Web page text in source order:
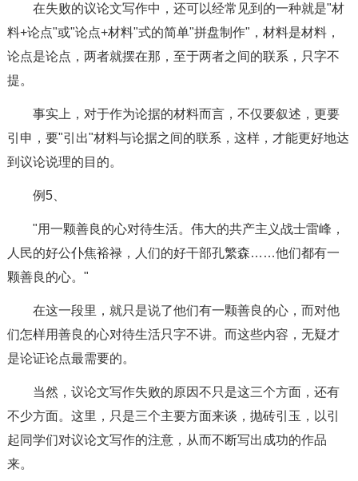
在失败的议论文写作中，还可以经常见到的一种就是"材
料+论点"或"论点+材料"式的简单"拼盘制作"，材料是材料，
论点是论点，两者就摆在那，至于两者之间的联系，只字不
提。
事实上，对于作为论据的材料而言，不仅要叙述，更要
引申，要"引出"材料与论据之间的联系，这样，才能更好地达
到议论说理的目的。
例5、
"用一颗善良的心对待生活。伟大的共产主义战士雷峰，
人民的好公仆焦裕禄，人们的好干部孔繁森……他们都有一
颗善良的心。"
在这一段里，就只是说了他们有一颗善良的心，而对他
们怎样用善良的心对待生活只字不讲。而这些内容，无疑才
是论证论点最需要的。
当然，议论文写作失败的原因不只是这三个方面，还有
不少方面。这里，只是三个主要方面来谈，抛砖引玉，以引
起同学们对议论文写作的注意，从而不断写出成功的作品
来。